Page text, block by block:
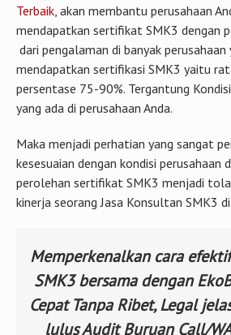
Terbaik, akan membantu perusahaan
mendapatkan sertifikat SMK3 dengan
dari pengalaman di banyak
mendapatkan sertifikasi SMK3 yaitu
persentase 75-90%. Tergantung
yang ada di perusahaan Anda.
Maka menjadi perhatian yang sangat
kesesuaian dengan kondisi perusahaan
perolehan sertifikat SMK3 menjadi
kinerja seorang Jasa Konsultan SMK3
Memperkenalkan cara
SMK3 bersama dengan
Cepat Tanpa Ribet, Legal
lulus Audit Buruan Call/